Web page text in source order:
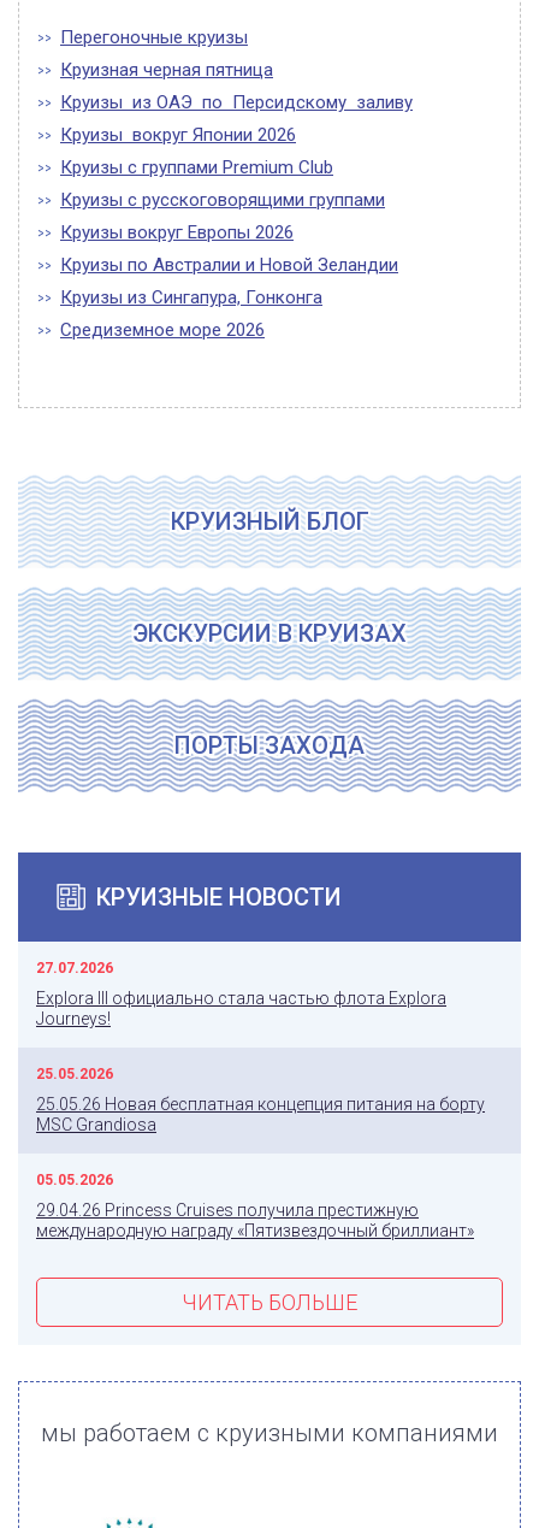
Перегоночные круизы
Круизная черная пятница
Круизы из ОАЭ по Персидскому заливу
Круизы вокруг Японии 2026
Круизы с группами Premium Club
Круизы с русскоговорящими группами
Круизы вокруг Европы 2026
Круизы по Австралии и Новой Зеландии
Круизы из Сингапура, Гонконга
Средиземное море 2026
КРУИЗНЫЙ БЛОГ
ЭКСКУРСИИ В КРУИЗАХ
ПОРТЫ ЗАХОДА
КРУИЗНЫЕ НОВОСТИ
27.07.2026
Explora III официально стала частью флота Explora
Journeys!
25.05.2026
25.05.26 Новая бесплатная концепция питания на борту
MSC Grandiosa
05.05.2026
29.04.26 Princess Cruises получила престижную
международную награду «Пятизвездочный бриллиант»
ЧИТАТЬ БОЛЬШЕ
мы работаем с круизными компаниями